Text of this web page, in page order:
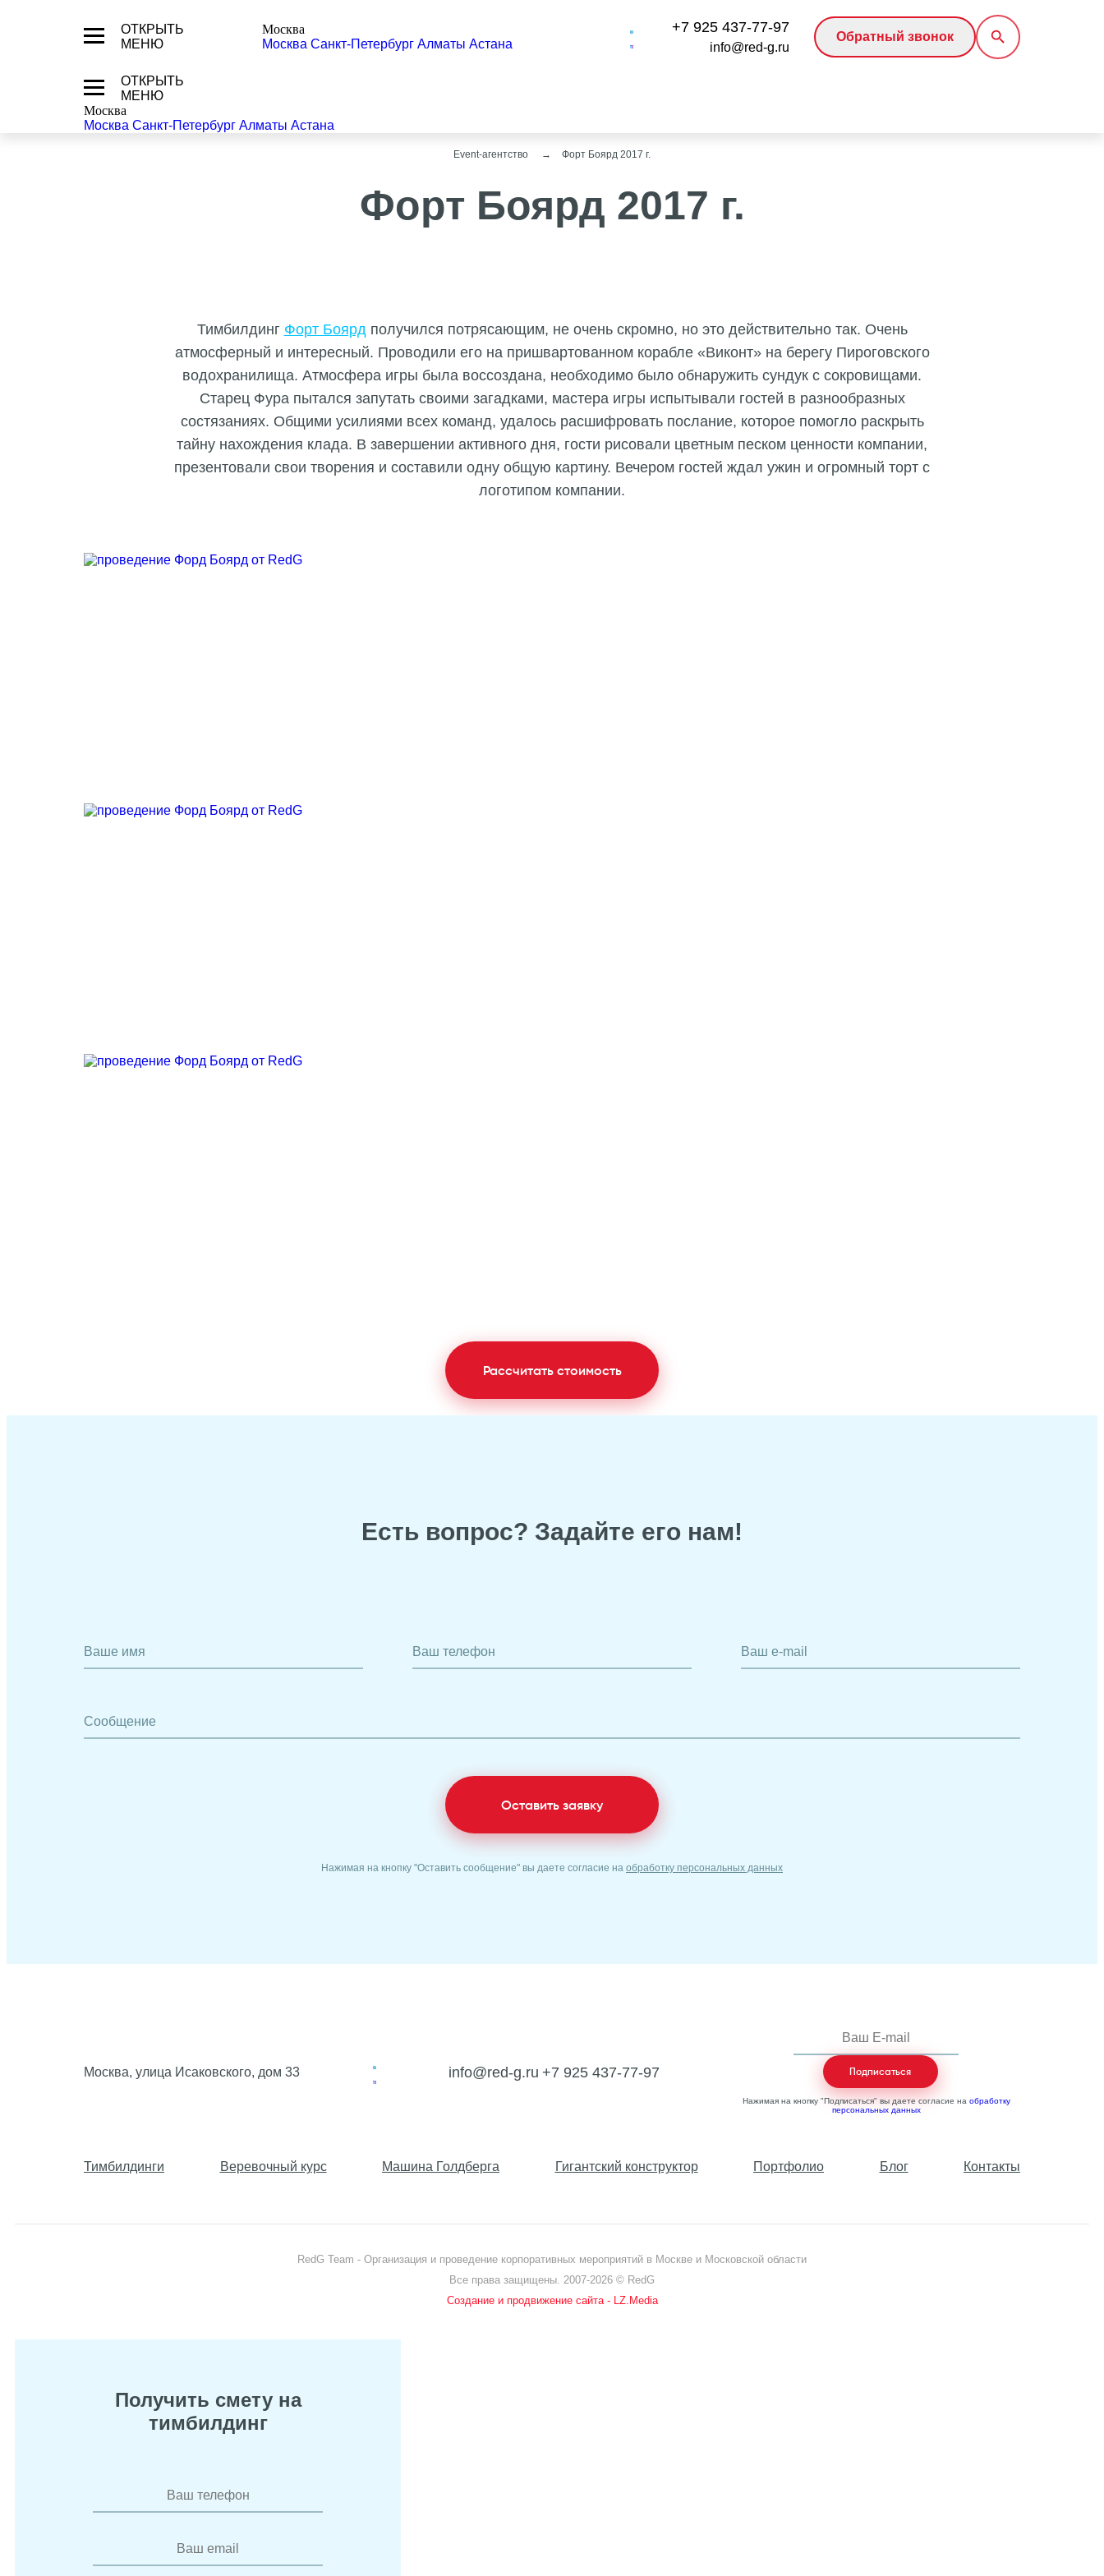
ОТКРЫТЬ
МЕНЮ
Москва
Москва Санкт-Петербург Алматы Астана info@red-g.ru
+7 925 437-77-97
Обратный звонок
ОТКРЫТЬ
МЕНЮ
Москва
Москва Санкт-Петербург Алматы Астана
Event-агентство Форт Боярд 2017 г.
Форт Боярд 2017 г.
Тимбилдинг Форт Боярдполучился потрясающим, не очень скромно, но это действительно так. Очень
атмосферный и интересный. Проводили его на пришвартованном корабле «Виконт» на берегу Пироговского
водохранилища. Атмосфера игры была воссоздана, необходимо было обнаружить сундук с сокровищами.
Старец Фура пытался запутать своими загадками, мастера игры испытывали гостей в разнообразных
состязаниях. Общими усилиями всех команд, удалось расшифровать послание, которое помогло раскрыть
тайну нахождения клада. В завершении активного дня, гости рисовали цветным песком ценности компании,
презентовали свои творения и составили одну общую картину. Вечером гостей ждал ужин и огромный торт с
логотипом компании.
Рассчитать стоимость
Есть вопрос? Задайте его нам!
Ваше имя Ваш телефон Ваш e-mail
Сообщение
Оставить заявку
Нажимая на кнопку "Оставить сообщение" вы даете согласие на обработку персональных данных
Москва, улица Исаковского, дом 33 info@red-g.ru +7 925 437-77-97
Нажимая на кнопку "Подписаться" вы даете согласие на обработку
персональных данных
Тимбилдинги Веревочный курс Машина Голдберга Гигантский конструктор Портфолио Блог Контакты
RedG Team - Организация и проведение корпоративных мероприятий в Москве и Московской области
Все права защищены. 2007-2026 © RedG
Создание и продвижение сайта - LZ.Media
Получить смету на
тимбилдинг